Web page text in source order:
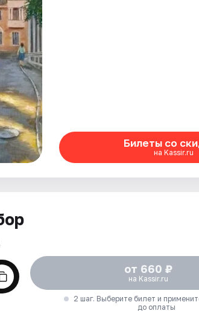
Билеты со
на Kassir.ru
от 660 ₽
на Kassir.ru
2 шаг. Выберите билет и
до оплаты